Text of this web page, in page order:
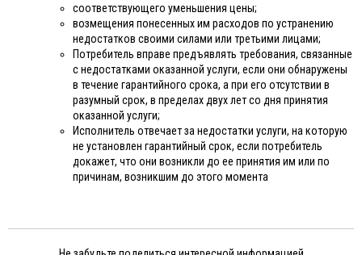
соответствующего уменьшения цены;
возмещения понесенных им расходов по устранению
недостатков своими силами или третьими лицами;
Потребитель вправе предъявлять требования, связанные
с недостатками оказанной услуги, если они обнаружены
в течение гарантийного срока, а при его отсутствии в
разумный срок, в пределах двух лет со дня принятия
оказанной услуги;
Исполнитель отвечает за недостатки услуги, на которую
не установлен гарантийный срок, если потребитель
докажет, что они возникли до ее принятия им или по
причинам, возникшим до этого момента